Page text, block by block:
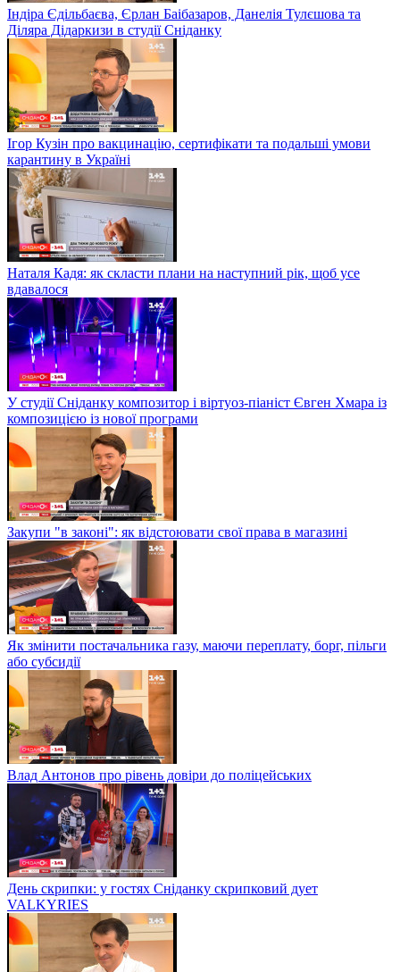
Індіра Єдільбаєва, Єрлан Баібазаров, Данелія Тулєшова та
Діляра Дідаркизи в студії Сніданку
Ігор Кузін про вакцинацію, сертифікати та подальші умови
карантину в Україні
Наталя Кадя: як скласти плани на наступний рік, щоб усе
вдавалося
У студії Сніданку композитор і віртуоз-піаніст Євген Хмара із
композицією із нової програми
Закупи "в законі": як відстоювати свої права в магазині
Як змінити постачальника газу, маючи переплату, борг, пільги
або субсидії
Влад Антонов про рівень довіри до поліцейських
День скрипки: у гостях Сніданку скрипковий дует
VALKYRIES